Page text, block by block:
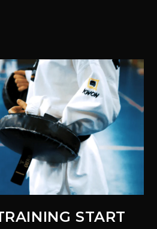
START